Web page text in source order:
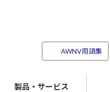
AWNV用語集
製品・サービス